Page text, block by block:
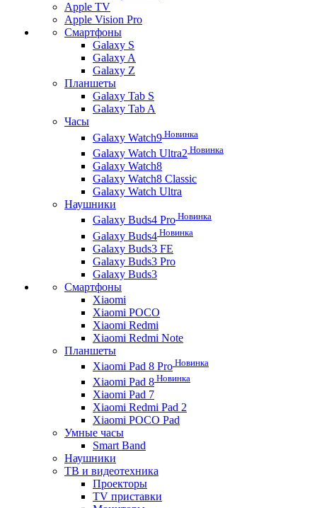
Apple TV
Apple Vision Pro
Смартфоны
Galaxy S
Galaxy A
Galaxy Z
Планшеты
Galaxy Tab S
Galaxy Tab A
Часы
Galaxy Watch9 Новинка
Galaxy Watch Ultra2 Новинка
Galaxy Watch8
Galaxy Watch8 Classic
Galaxy Watch Ultra
Наушники
Galaxy Buds4 Pro Новинка
Galaxy Buds4 Новинка
Galaxy Buds3 FE
Galaxy Buds3 Pro
Galaxy Buds3
Смартфоны
Xiaomi
Xiaomi POCO
Xiaomi Redmi
Xiaomi Redmi Note
Планшеты
Xiaomi Pad 8 Pro Новинка
Xiaomi Pad 8 Новинка
Xiaomi Pad 7
Xiaomi Redmi Pad 2
Xiaomi POCO Pad
Умные часы
Smart Band
Наушники
ТВ и видеотехника
Проекторы
TV приставки